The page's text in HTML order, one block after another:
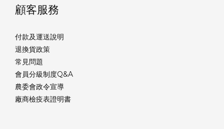
顧客服務
付款及運送說明
退換貨政策
常見問題
會員分級制度Q&A
農委會政令宣導
廠商檢疫表證明書